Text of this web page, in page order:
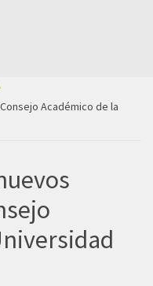
Académico de la